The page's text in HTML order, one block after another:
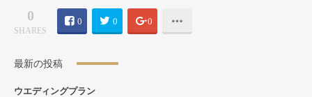
0
SHARES
0 0 0
最新の投稿
ウエディングプラン